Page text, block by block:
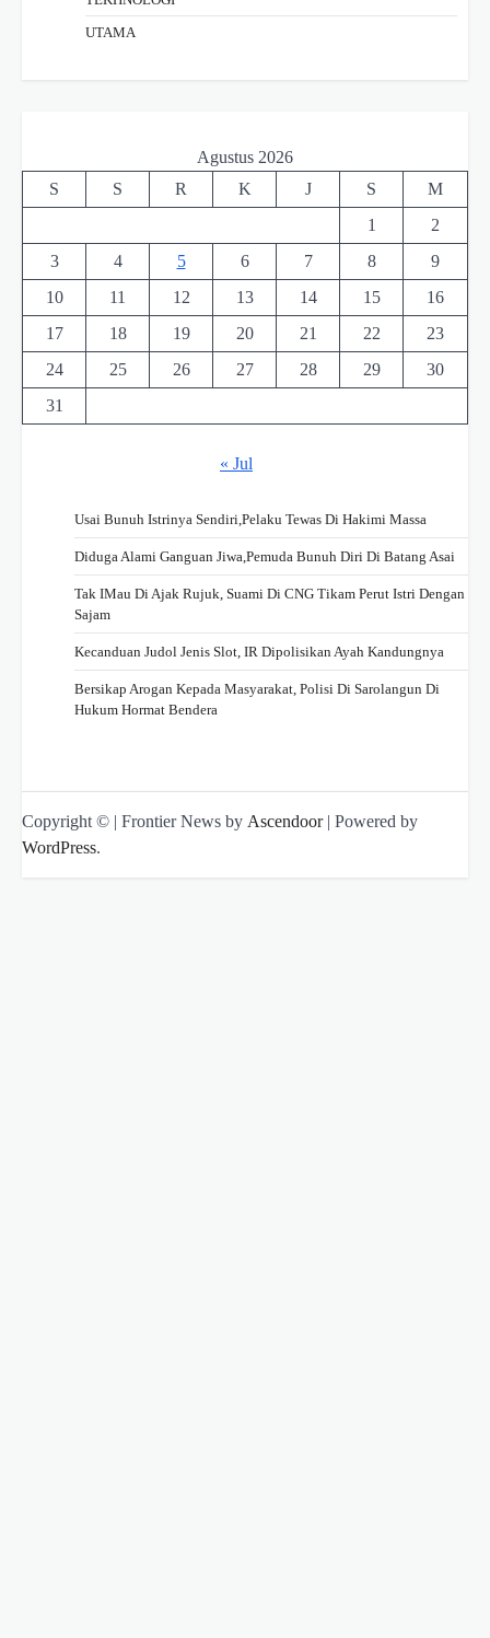
UTAMA
Agustus 2026
S
S R K J S
M
1
2
3
4 5 6 7 8
9
10
11 12 13 14 15
16
17
18 19 20 21 22
23
24
25 26 27 28 29
30
31
« Jul
Usai Bunuh Istrinya Sendiri,Pelaku Tewas Di Hakimi Massa
Diduga Alami Ganguan Jiwa,Pemuda Bunuh Diri Di Batang Asai
Tak IMau Di Ajak Rujuk, Suami Di CNG Tikam Perut Istri Dengan
Sajam
Kecanduan Judol Jenis Slot, IR Dipolisikan Ayah Kandungnya
Bersikap Arogan Kepada Masyarakat, Polisi Di Sarolangun Di
Hukum Hormat Bendera
Copyright © | Frontier News by Ascendoor| Powered by
WordPress.